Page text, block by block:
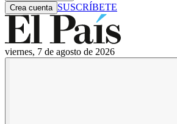
Crea cuenta SUSCRÍBETE
viernes, 7 de agosto de 2026